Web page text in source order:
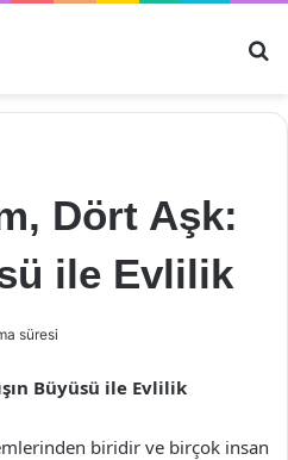
Dört Aşk:
ile Evlilik
süresi
Büyüsü ile Evlilik
biridir ve birçok insan